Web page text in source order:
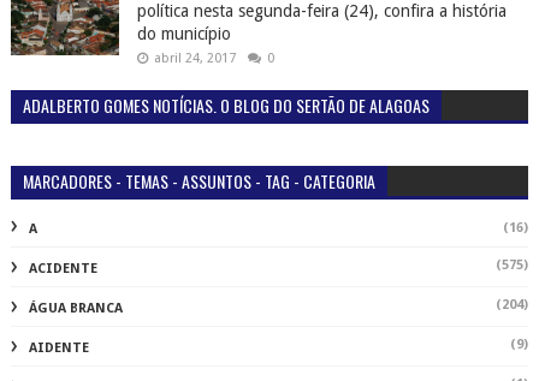
política nesta segunda-feira (24), confira a história
do município
abril 24, 2017 0
ADALBERTO GOMES NOTÍCIAS. O BLOG DO SERTÃO DE ALAGOAS
MARCADORES - TEMAS - ASSUNTOS - TAG - CATEGORIA
A (16)
ACIDENTE (575)
ÁGUA BRANCA (204)
AIDENTE (9)